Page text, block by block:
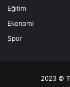
Eğitim
Ekonomi
Spor
2023 ©